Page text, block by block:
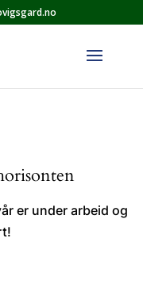
er under arbeid og